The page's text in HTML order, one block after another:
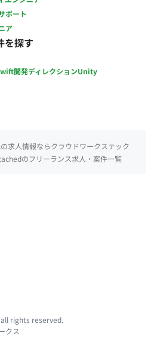
ポート
ア
を探す
開発ディレクションUnity
求人情報ならクラウドワークステック
のフリーランス求人・案件一覧
rights reserved.
クス